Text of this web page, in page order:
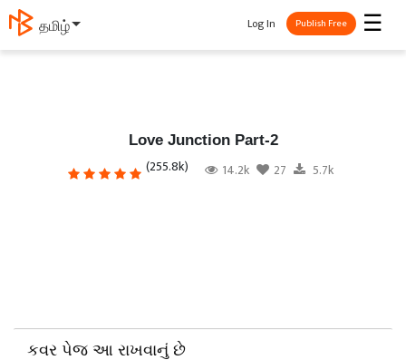
தமிழ் ☰
Log In Publish Free
Love Junction Part-2
(255.8k) 14.2k 27 5.7k
કવર પેજ આ રાખવાનું છે